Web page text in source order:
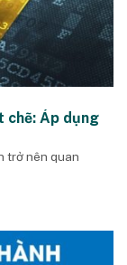
chẽ: Áp dụng
trở nên quan